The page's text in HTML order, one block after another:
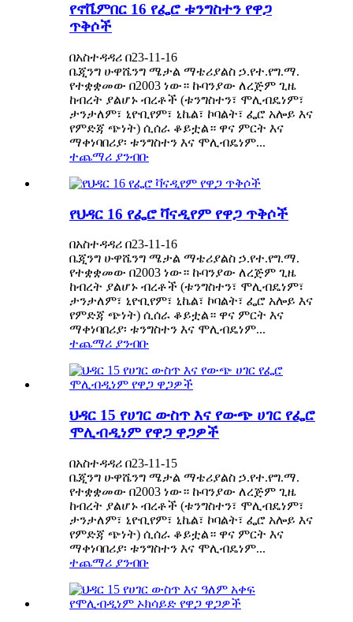
የኖቬምበር 16 የፌሮ ቱንግስተን የዋጋ
ጥቅሶች
በአስተዳዳሪ በ23-11-16
ቤጂንግ ሁዋሼንግ ሜታል ማቴሪያልስ ኃ.የተ.የግ.ማ.
የተቋቋመው በ2003 ነው። ኩባንያው ለረጅም ጊዜ
ከብረት ያልሆኑ ብረቶች (ቱንግስተን፣ ሞሊብዴነም፣
ታንታለም፣ ኒዮቢየም፣ ኒኬል፣ ኮባልት፣ ፌሮ አሎይ እና
የምድጃ ጭነት) ሲሰራ ቆይቷል። ዋና ምርት እና
ማቀነባበሪያ፡ ቱንግስተን እና ሞሊብዴነም...
ተጨማሪ ያንብቡ
የህዳር 16 የፌሮ ቫናዲየም የዋጋ ጥቅሶች
በአስተዳዳሪ በ23-11-16
ቤጂንግ ሁዋሼንግ ሜታል ማቴሪያልስ ኃ.የተ.የግ.ማ.
የተቋቋመው በ2003 ነው። ኩባንያው ለረጅም ጊዜ
ከብረት ያልሆኑ ብረቶች (ቱንግስተን፣ ሞሊብዴነም፣
ታንታለም፣ ኒዮቢየም፣ ኒኬል፣ ኮባልት፣ ፌሮ አሎይ እና
የምድጃ ጭነት) ሲሰራ ቆይቷል። ዋና ምርት እና
ማቀነባበሪያ፡ ቱንግስተን እና ሞሊብዴነም...
ተጨማሪ ያንብቡ
ህዳር 15 የሀገር ውስጥ እና የውጭ ሀገር የፌሮ
ሞሊብዲነም የዋጋ ዋጋዎች
በአስተዳዳሪ በ23-11-15
ቤጂንግ ሁዋሼንግ ሜታል ማቴሪያልስ ኃ.የተ.የግ.ማ.
የተቋቋመው በ2003 ነው። ኩባንያው ለረጅም ጊዜ
ከብረት ያልሆኑ ብረቶች (ቱንግስተን፣ ሞሊብዴነም፣
ታንታለም፣ ኒዮቢየም፣ ኒኬል፣ ኮባልት፣ ፌሮ አሎይ እና
የምድጃ ጭነት) ሲሰራ ቆይቷል። ዋና ምርት እና
ማቀነባበሪያ፡ ቱንግስተን እና ሞሊብዴነም...
ተጨማሪ ያንብቡ